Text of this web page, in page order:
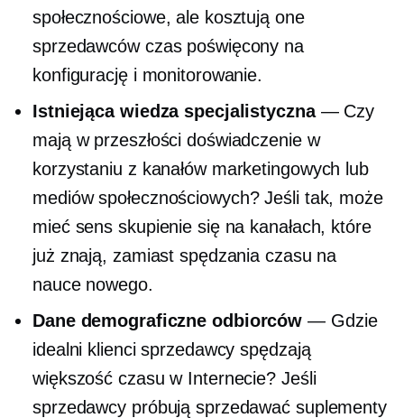
społecznościowe, ale kosztują one
sprzedawców czas poświęcony na
konfigurację i monitorowanie.
Istniejąca wiedza specjalistyczna— Czy
mają w przeszłości doświadczenie w
korzystaniu z kanałów marketingowych lub
mediów społecznościowych? Jeśli tak, może
mieć sens skupienie się na kanałach, które
już znają, zamiast spędzania czasu na
nauce nowego.
Dane demograficzne odbiorców — Gdzie
idealni klienci sprzedawcy spędzają
większość czasu w Internecie? Jeśli
sprzedawcy próbują sprzedawać suplementy